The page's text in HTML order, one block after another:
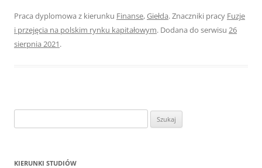
Praca dyplomowa z kierunku Finanse,Giełda. Znaczniki pracy Fuzje
i przejęcia na polskim rynku kapitałowym. Dodana do serwisu 26
sierpnia 2021.
z
KIERUNKI STUDIÓW